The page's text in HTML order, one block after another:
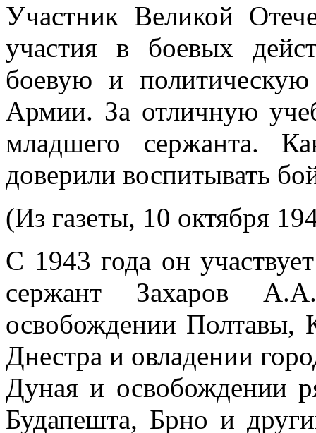
Участник Великой
участия в боевых
боевую и
Армии. За отличную
младшего сержанта.
доверили воспитывать
(Из газеты, 10 октября
С 1943 года он
сержант Захаров
освобождении Полтавы,
Днестра и овладении
Дуная и освобождении
Будапешта, Брно и